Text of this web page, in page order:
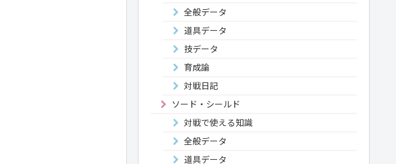
全般データ
道具データ
技データ
育成論
対戦日記
ソード・シールド
対戦で使える知識
全般データ
道具データ